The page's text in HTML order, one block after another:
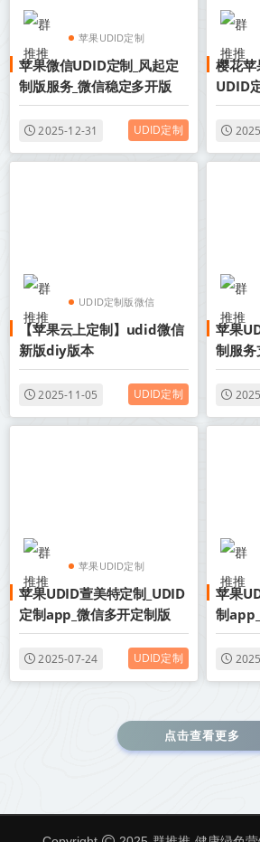
苹果UDID定制
UDID定制版微信
苹果微信UDID定制_风起定
制版服务_微信稳定多开版
2025-12-31 UDID定制
樱花苹
UDID
开版
UDID定制版微信
苹果UDID定制
【苹果云上定制】udid微信
新版diy版本
2025-11-05 UDID定制
苹果
制服
制版
苹果UDID定制
UDID定制版微信
苹果UDID萱美特定制_UDID
定制app_微信多开定制版
2025-07-24 UDID定制
苹果
制
点击查看更多